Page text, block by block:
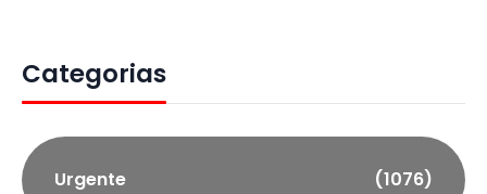
Categorias
Urgente (1076)